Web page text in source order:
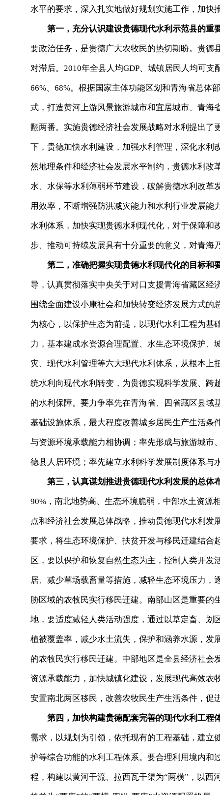
水平的要求，深入扎实地做好规划实施工作，加快
第一，充分认识建设贵德现代水利示范县的重
要政治任务，是贵德广大农牧民的热切期盼。贵
对滞后。2010年全县人均GDP、城镇居民人均可
66%、68%。根据国家主体功能区划和青海省总体
式，打造黄河上游风景旅游城市和宜居城市、青
翻两番。实施贵德经济社会发展战略对水利提出
下，贵德加快水利建设，加强水利管理，深化水
然地理条件和经济社会发展水平制约，贵德水利
水、水保等水利薄弱环节建设，破解贵德水利改
用效率，不断增强防洪减灾能力和水利行业发展
水利体系，加快实现贵德水利现代化，对于保障
步、推动可持续发展具有十分重要的意义，对青
第二，准确把握实现贵德水利现代化的目标和
导，认真贯彻落实中央关于对口支援青海省藏区
围绕全面建设小康社会和加快转变经济发展方式
为核心，以保护生态为前提，以现代水利工程为
力，基本建成水资源合理配置、水生态环境保护
灾、现代水利管理等六大现代水利体系，从根本
统水利向现代水利转变，为贵德实现科学发展、
的水利保障。要力争率先在青海省、四省藏区县
基础设施体系，最大程度改善城乡居民生产生活
与资源环境承载能力相协调；率先形成与旅游城
德县人居环境；率先建立水利科学发展制度体系
第三，认真谋划推进贵德现代水利发展的总体
90%，南北地势高、生态环境脆弱，中部水土资源
点和经济社会发展总体战略，推动贵德现代水利发
要求，将生态环境保护、扶贫开发与移民迁建结
区，要以保护和恢复自然生态为主，控制人类开
居、减少草场载畜量等措施，减轻生态环境压力
胁区域的农牧民实行移民迁建。南部山区是重要
地，要适度减轻人类活动强度，通过以草定畜、
植被覆盖率，减少水土流失，保护和涵养水源，
的农牧民实行移民迁建。中部地区是全县经济社
资源承载能力，加快城镇化建设，发展现代高效
安置南北两区移民，改善农牧民生产生活条件，促
第四，加快构建贵德配套完善的现代水利工程
需求，以规划为引领，依托现有的工程基础，建
护等综合功能的水利工程体系。要合理利用境内
程，构建以黄河干流、拉西瓦干渠为“两横”，以西